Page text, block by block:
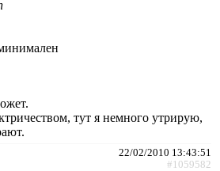
тут я немного утрирую,
22/02/2010 13:43:51
#1059582